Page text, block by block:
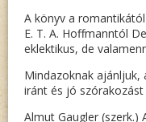
A könyv a
E. T. A. Hoffmanntól
eklektikus, de
Mindazoknak ajánljuk,
iránt és jó szórakozást
Almut Gaugler (szerk.)